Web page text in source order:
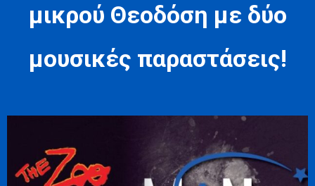
μικρού Θεοδόση με δύο
μουσικές παραστάσεις!